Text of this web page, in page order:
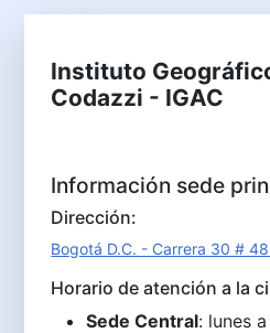
Instituto
Codazzi - IGAC
Información sede
Dirección:
Bogotá D.C. - Carrera 30 #
Horario de atención a la
Sede Central: lunes